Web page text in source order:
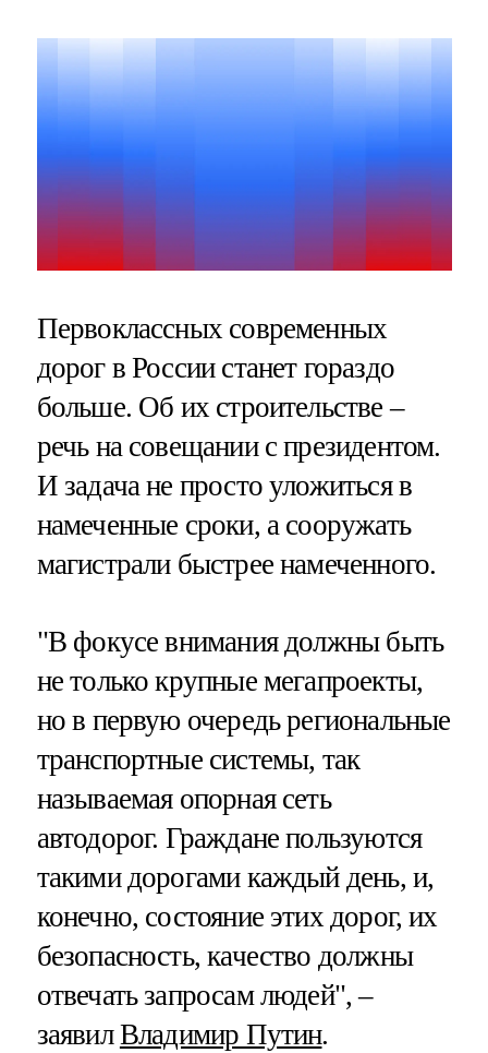
Первоклассных современных
дорог в России станет гораздо
больше. Об их строительстве –
речь на совещании с президентом.
И задача не просто уложиться в
намеченные сроки, а сооружать
магистрали быстрее намеченного.
"В фокусе внимания должны быть
не только крупные мегапроекты,
но в первую очередь региональные
транспортные системы, так
называемая опорная сеть
автодорог. Граждане пользуются
такими дорогами каждый день, и,
конечно, состояние этих дорог, их
безопасность, качество должны
отвечать запросам людей", –
заявилВладимир Путин.